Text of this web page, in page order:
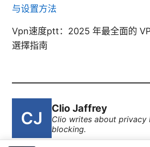
与设置方法
Vpn速度ptt：2025 年最全面的
選擇指南
Clio Jaffrey
Clio writes about privacy
blocking.